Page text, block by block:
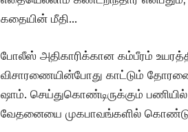
கதையின் மீதி…
போலீஸ் அதிகாரிக்கான கம்பீரம்
விசாரணையின்போது காட்டும்
ஷாம். செய்துகொண்டிருக்கும்
வேதனையை முகபாவங்களில் கொண்டு